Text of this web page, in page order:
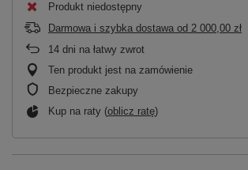
Produkt niedostępny
Darmowa i szybka dostawa od 2 000,00 zł
14 dni na łatwy zwrot
Ten produkt jest na zamówienie
Bezpieczne zakupy
Kup na raty (oblicz ratę)